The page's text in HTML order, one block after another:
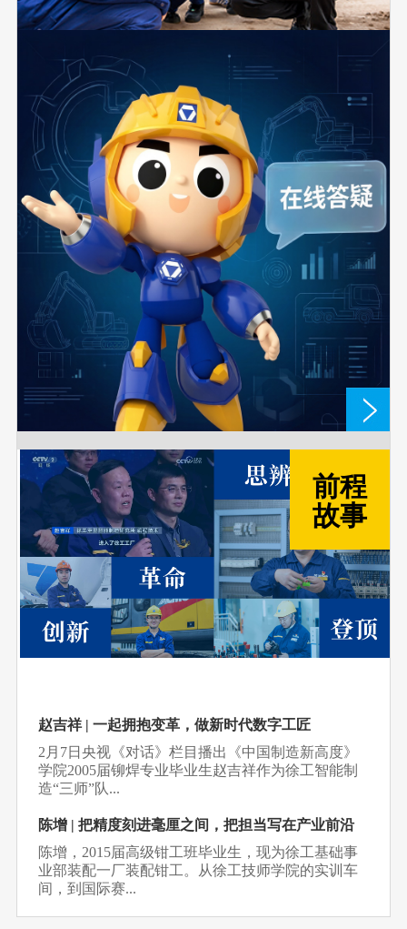
前程
故事
赵吉祥 | 一起拥抱变革，做新时代数字工匠
2月7日央视《对话》栏目播出《中国制造新高度》
学院2005届铆焊专业毕业生赵吉祥作为徐工智能制
造“三师”队...
陈增 | 把精度刻进毫厘之间，把担当写在产业前沿
陈增，2015届高级钳工班毕业生，现为徐工基础事
业部装配一厂装配钳工。从徐工技师学院的实训车
间，到国际赛...